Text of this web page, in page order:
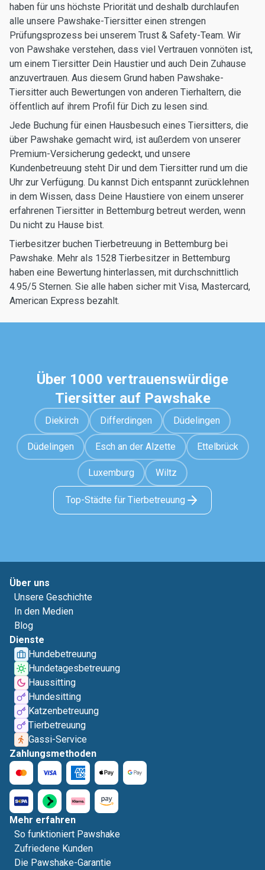
haben für uns höchste Priorität und deshalb durchlaufen
alle unsere Pawshake-Tiersitter einen strengen
Prüfungsprozess bei unserem Trust & Safety-Team. Wir
von Pawshake verstehen, dass viel Vertrauen vonnöten ist,
um einem Tiersitter Dein Haustier und auch Dein Zuhause
anzuvertrauen. Aus diesem Grund haben Pawshake-
Tiersitter auch Bewertungen von anderen Tierhaltern, die
öffentlich auf ihrem Profil für Dich zu lesen sind.
Jede Buchung für einen Hausbesuch eines Tiersitters, die
über Pawshake gemacht wird, ist außerdem von unserer
Premium-Versicherung gedeckt, und unsere
Kundenbetreuung steht Dir und dem Tiersitter rund um die
Uhr zur Verfügung. Du kannst Dich entspannt zurücklehnen
in dem Wissen, dass Deine Haustiere von einem unserer
erfahrenen Tiersitter in Bettemburg betreut werden, wenn
Du nicht zu Hause bist.
Tierbesitzer buchen Tierbetreuung in Bettemburg bei
Pawshake. Mehr als 1528 Tierbesitzer in Bettemburg
haben eine Bewertung hinterlassen, mit durchschnittlich
4.95/5 Sternen. Sie alle haben sicher mit Visa, Mastercard,
American Express bezahlt.
Über 1000 vertrauenswürdige
Tiersitter auf Pawshake
Diekirch Differdingen Düdelingen
Düdelingen Esch an der Alzette Ettelbrück
Luxemburg Wiltz
Top-Städte für Tierbetreuung
Über uns
Unsere Geschichte
In den Medien
Blog
Dienste
Hundebetreuung
Hundetagesbetreuung
Haussitting
Hundesitting
Katzenbetreuung
Tierbetreuung
Gassi-Service
Zahlungsmethoden
Mehr erfahren
So funktioniert Pawshake
Zufriedene Kunden
Die Pawshake-Garantie